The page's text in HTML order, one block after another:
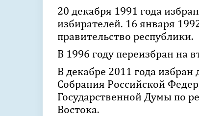
20 декабря 1991 года
избирателей. 16 января
правительство республики.
В 1996 году переизбран на
В декабре 2011 года
Собрания Российской
Государственной Думы по
Востока.